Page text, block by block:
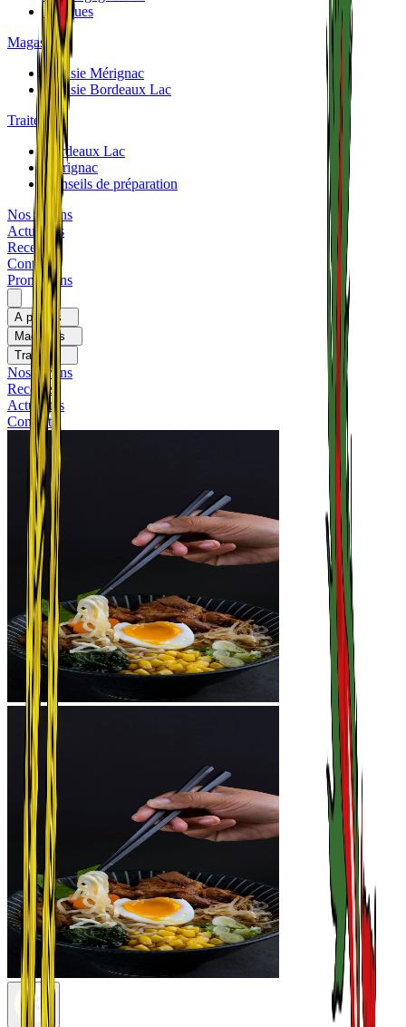
Marques
Magasins
Eurasie Mérignac
Eurasie Bordeaux Lac
Traiteurs
Bordeaux Lac
Mérignac
Conseils de préparation
Nos rayons
Actualités
Recettes
Contact
Promotions
A propos
Magasins
Traiteurs
Nos rayons
Recettes
Actualités
Contact